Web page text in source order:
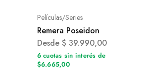
Películas/Series
Remera Poseidon
Desde $ 39.990,00
6 cuotas sin interés de
$6.665,00